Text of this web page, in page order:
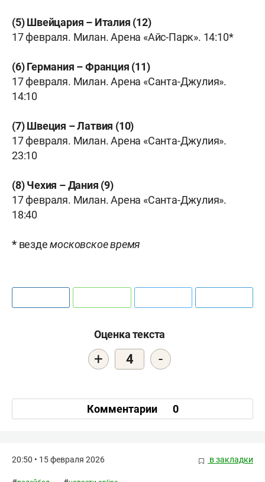
(5) Швейцария – Италия (12)
17 февраля. Милан. Арена «Айс-Парк». 14:10*
(6) Германия – Франция (11)
17 февраля. Милан. Арена «Санта-Джулия».
14:10
(7) Швеция – Латвия (10)
17 февраля. Милан. Арена «Санта-Джулия».
23:10
(8) Чехия – Дания (9)
17 февраля. Милан. Арена «Санта-Джулия».
18:40
*вездемосковскоевремя
Оценка текста
+ 4 -
Комментарии 0
20:50 • 15 февраля 2026 в закладки